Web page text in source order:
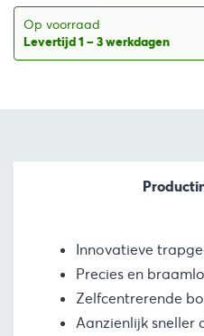
€5,32.
Op voorraad
Levertijd 1 – 3 werkdagen
Innovatieve
Precies en
Zelfcentrerende
Aanzienlijk sneller